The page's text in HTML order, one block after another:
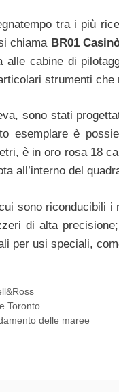
tra i più
chiama BR01
cabine di
strumenti
sono stati
esemplare è
è in oro rosa 18
all’interno del
sono riconducibili
di alta
per usi speciali,
Toronto
delle maree